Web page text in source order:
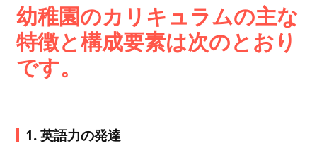
幼稚園のカリキュラムの主な
特徴と構成要素は次のとおり
です。
1. 英語力の発達